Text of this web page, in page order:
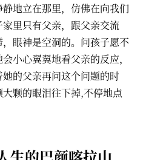
地立在那里，仿佛在向我们
里只有父亲，跟父亲交流
眼神是空洞的。问孩子愿不
小心翼翼地看父亲的反应，
的父亲再问这个问题的时
颗的眼泪往下掉,不停地点